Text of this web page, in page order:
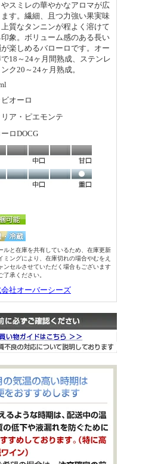
スミレの華やかなアロマが広
す。繊細、且つ力強い果実味
上質なタンニンが程よく溶けて
印象。ボリューム感のある長い
楽しめるバローロです。オー
で18～24ヶ月間熟成、ステンレ
ク20～24ヶ月熟成。
オーロ
ア・ピエモンテ
ロDOCG
ルと在庫を共有しているため、在庫更新
ミングにより、在庫切れの場合やむをえ
ンセルさせていただく場合もございます
了承ください。
社オーバーシーズ